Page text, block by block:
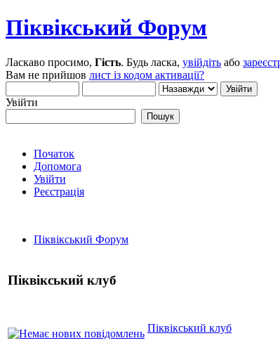
Піквікський Форум
Ласкаво просимо, Гість. Будь ласка, увійдіть або
Вам не прийшов лист із кодом активації?
Увійти
Початок
Допомога
Увійти
Реєстрація
Піквікський Форум
Піквікський клуб
Піквікський клуб